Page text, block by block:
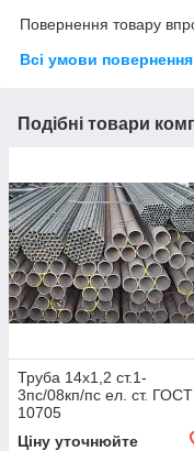
Повернення товару
Всі умови повернення
Подібні товари
Труба 14х1,2 ст.1-
3пс/08кп/пс ел. ст. ГОСТ
10705
Ціну уточнюйте